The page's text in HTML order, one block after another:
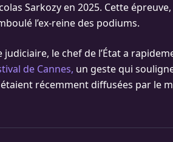
Sarkozy en 2025. Cette
l’ex-reine des podiums.
le chef de l’État a
de Cannes, un geste qui
récemment diffusées par le